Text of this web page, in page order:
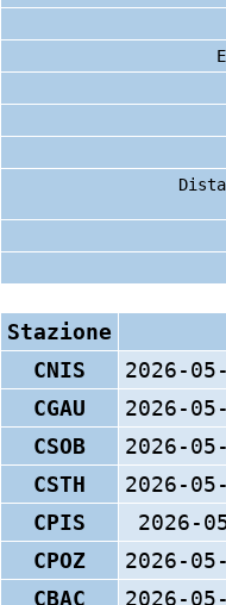
Stazione
CNIS
2026-
CGAU
2026-
CSOB
2026-
CSTH
2026-
CPIS
2026-
CPOZ
2026-
CBAC
2026-